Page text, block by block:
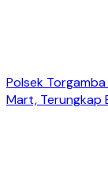
Polsek
Mart, Terungkap